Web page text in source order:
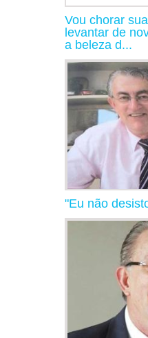
Vou chorar
levantar de
a beleza d...
"Eu não